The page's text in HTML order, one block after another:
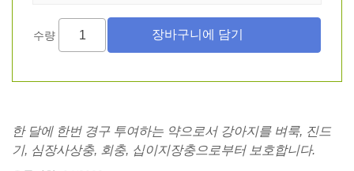
수량
한 달에 한번 경구 투여하는 약으로서 강아지를 벼룩, 진드
기, 심장사상충, 회충, 십이지장충으로부터 보호합니다.